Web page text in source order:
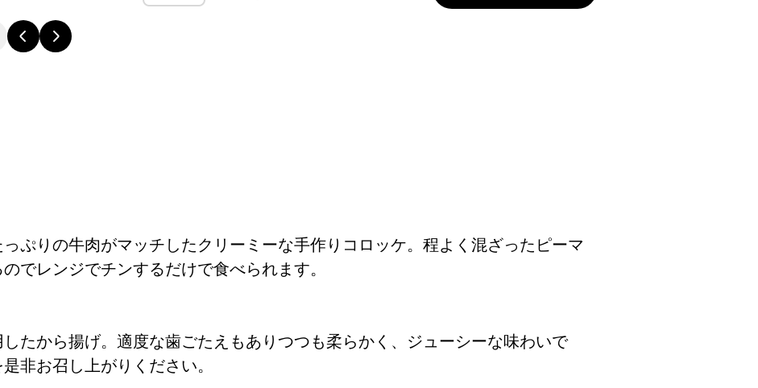
ぷりの牛肉がマッチしたクリーミーな手作りコロッケ。程よく混ざったピーマ
でレンジでチンするだけで食べられます。
たから揚げ。適度な歯ごたえもありつつも柔らかく、ジューシーな味わいで
非お召し上がりください。